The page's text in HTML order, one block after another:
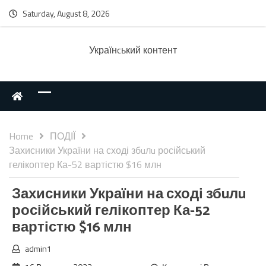
Saturday, August 8, 2026
Українcький контент
Home
ПОДІЇ
Захисники України на сході збuлu російський
гелікоптер Ка-52 вартістю $16 млн
Захисники України на сході збuлu
російський гелікоптер Ка-52
вартістю $16 млн
admin1